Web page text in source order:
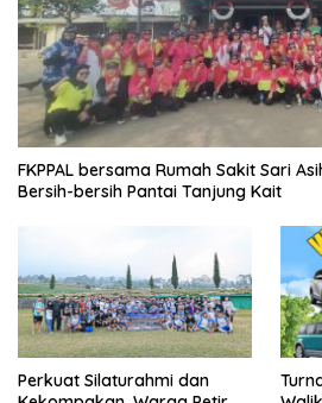
FKPPAL bersama Rumah Sakit Sari
Bersih-bersih Pantai Tanjung Kait
Perkuat Silaturahmi dan